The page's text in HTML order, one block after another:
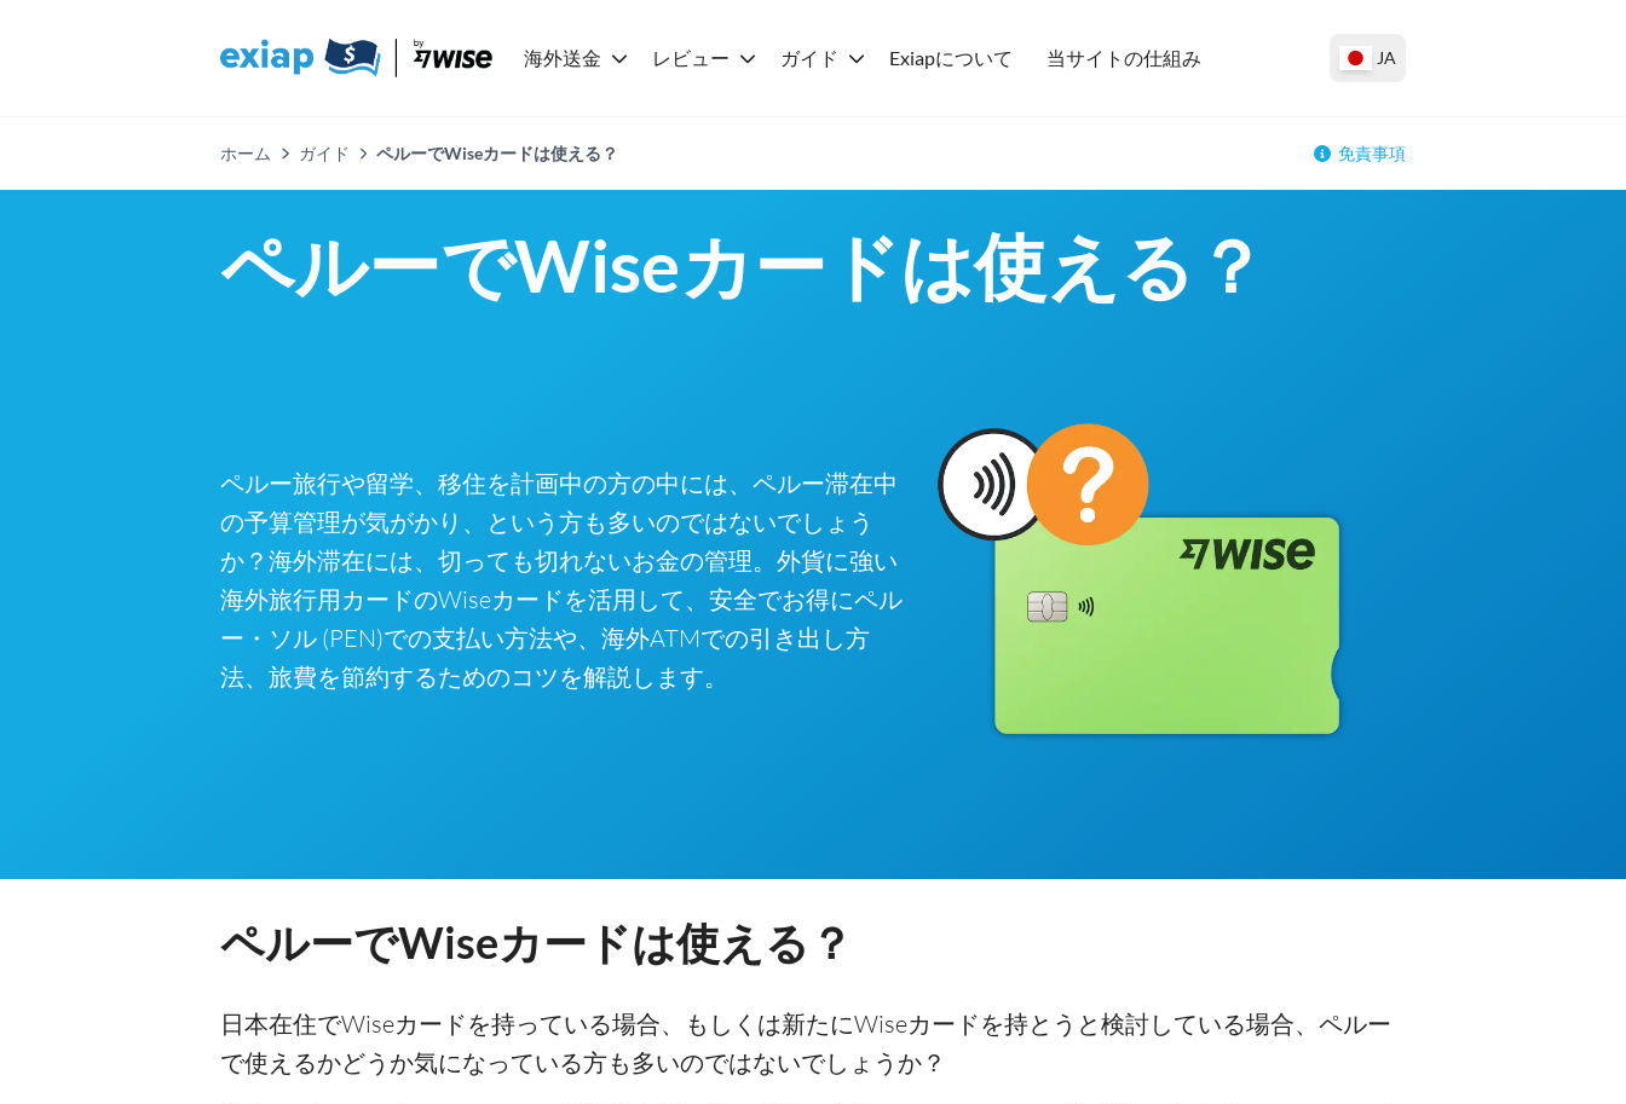
海外送金 レビュー ガイド Exiapについて 当サイトの仕組み JA
ホーム ガイド ペルーでWiseカードは使える？ 免責事項
ペルーでWiseカードは使える？
ペルー旅行や留学、移住を計画中の方の中には、ペルー滞在中
の予算管理が気がかり、という方も多いのではないでしょう
か？海外滞在には、切っても切れないお金の管理。外貨に強い
海外旅行用カードのWiseカードを活用して、安全でお得にペル
ー・ソル (PEN)での支払い方法や、海外ATMでの引き出し方
法、旅費を節約するためのコツを解説します。
ペルーでWiseカードは使える？
日本在住でWiseカードを持っている場合、もしくは新たにWiseカードを持とうと検討している場合、ペルー
で使えるかどうか気になっている方も多いのではないでしょうか？